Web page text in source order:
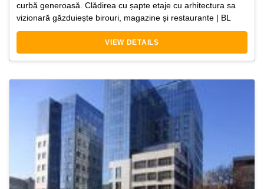
curbă generoasă. Clădirea cu șapte etaje cu arhitectura sa
vizionară găzduiește birouri, magazine și restaurante | BL
VIEW DETAILS